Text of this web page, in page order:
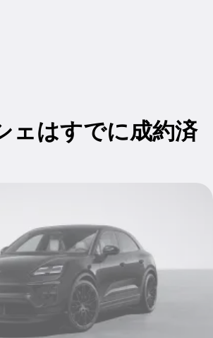
ェはすでに成約済